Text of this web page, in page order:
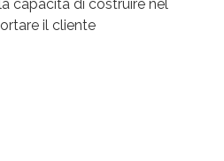
capacità di costruire nel
il cliente